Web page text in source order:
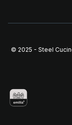
© 2025 - Steel